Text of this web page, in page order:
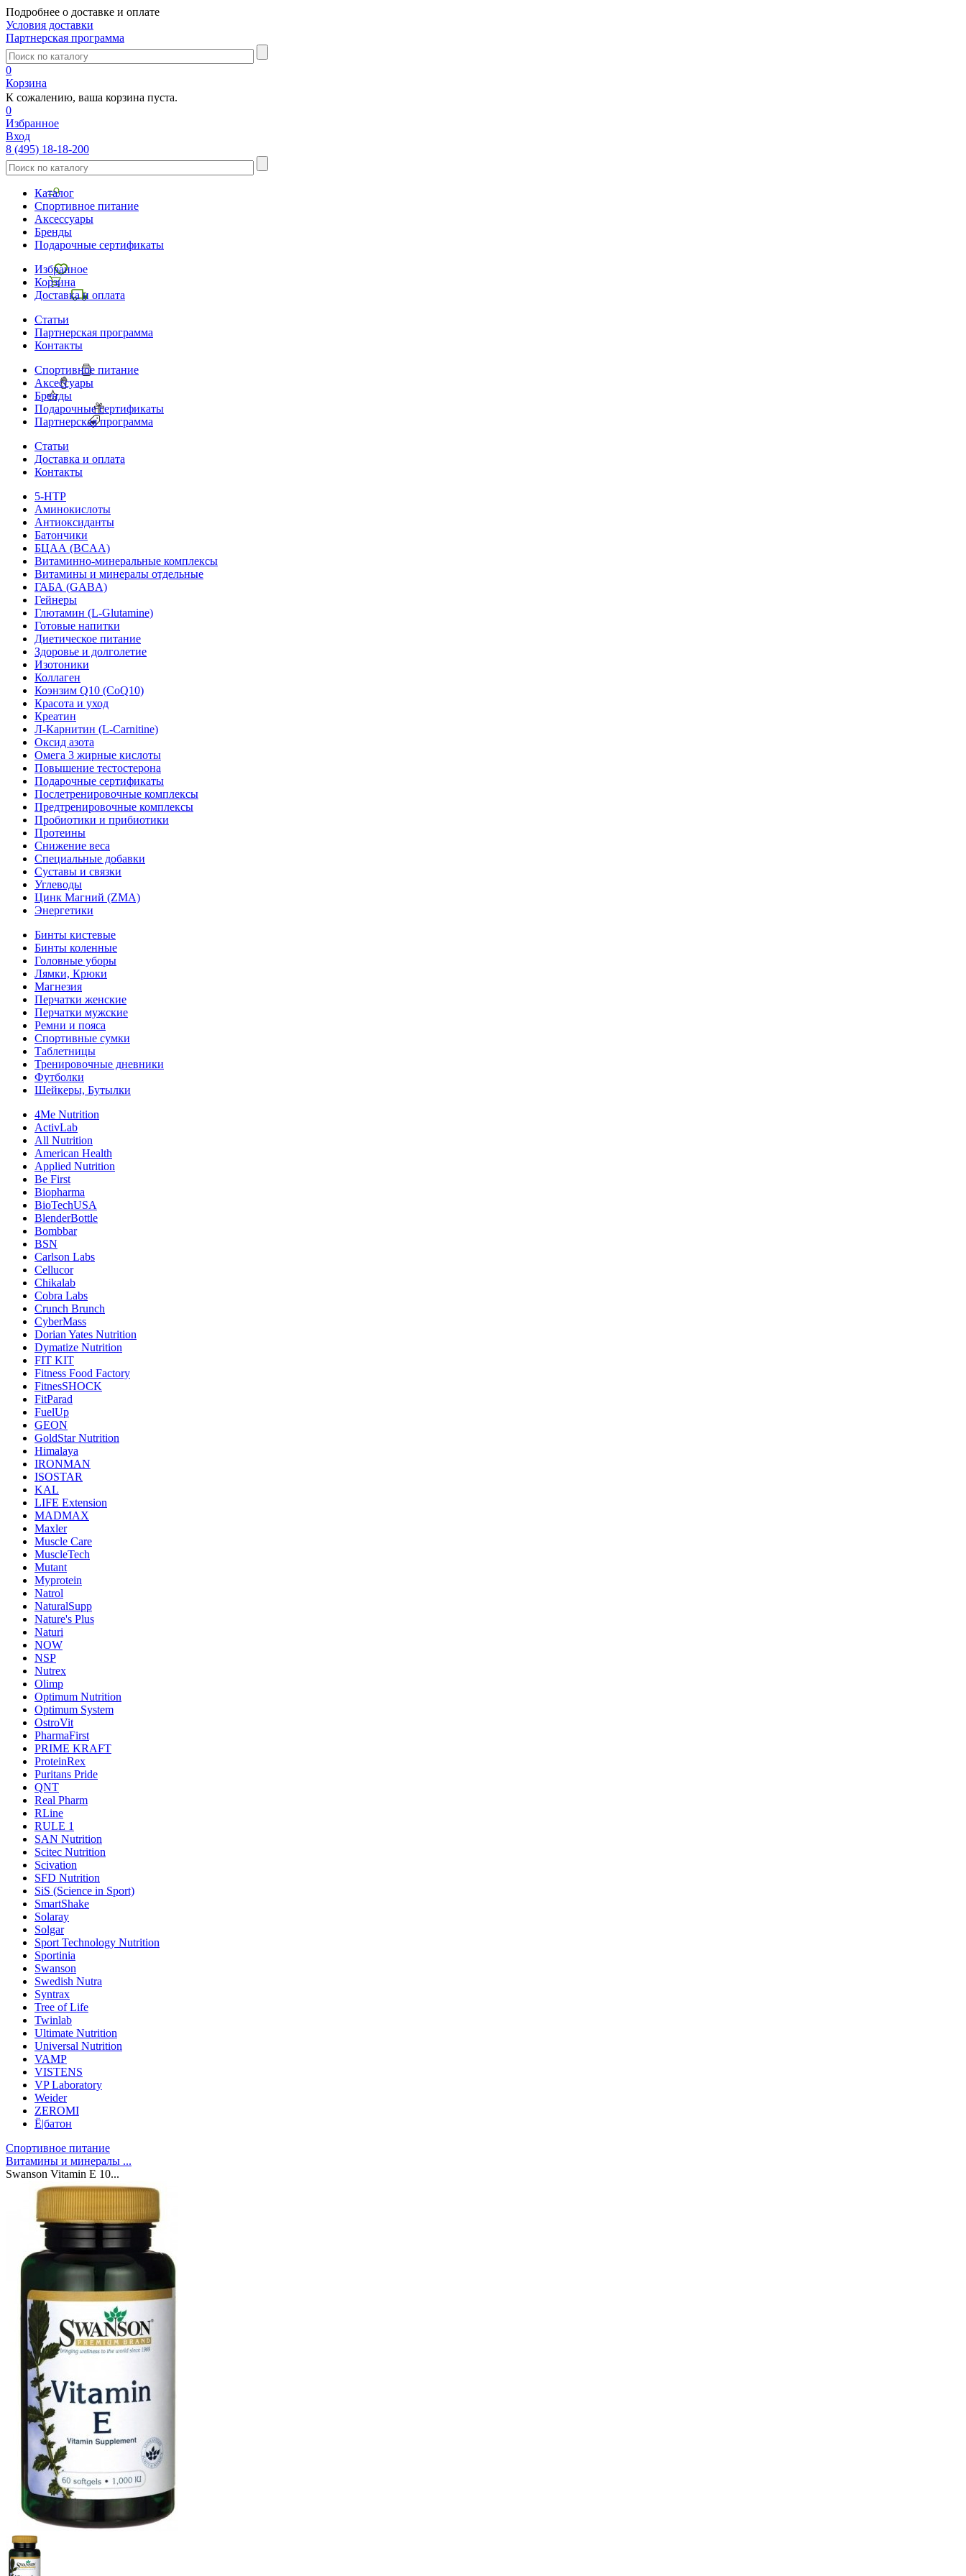
Подробнее о доставке и оплате
Условия доставки
Партнерская программа
0
Корзина
К сожалению, ваша корзина пуста.
0
Избранное
Вход
8 (495) 18-18-200
Каталог
Спортивное питание
Аксессуары
Бренды
Подарочные сертификаты
Избранное
Корзина
Доставка и оплата
Статьи
Партнерская программа
Контакты
Спортивное питание
Аксессуары
Бренды
Подарочные сертификаты
Партнерская программа
Статьи
Доставка и оплата
Контакты
5-HTP
Аминокислоты
Антиоксиданты
Батончики
БЦАА (BCAA)
Витаминно-минеральные комплексы
Витамины и минералы отдельные
ГАБА (GABA)
Гейнеры
Глютамин (L-Glutamine)
Готовые напитки
Диетическое питание
Здоровье и долголетие
Изотоники
Коллаген
Коэнзим Q10 (CoQ10)
Красота и уход
Креатин
Л-Карнитин (L-Сarnitine)
Оксид азота
Омега 3 жирные кислоты
Повышение тестостерона
Подарочные сертификаты
Послетренировочные комплексы
Предтренировочные комплексы
Пробиотики и прибиотики
Протеины
Снижение веса
Специальные добавки
Суставы и связки
Углеводы
Цинк Магний (ZMA)
Энергетики
Бинты кистевые
Бинты коленные
Головные уборы
Лямки, Крюки
Магнезия
Перчатки женские
Перчатки мужские
Ремни и пояса
Спортивные сумки
Таблетницы
Тренировочные дневники
Футболки
Шейкеры, Бутылки
4Me Nutrition
ActivLab
All Nutrition
American Health
Applied Nutrition
Be First
Biopharma
BioTechUSA
BlenderBottle
Bombbar
BSN
Carlson Labs
Cellucor
Chikalab
Cobra Labs
Crunch Brunch
CyberMass
Dorian Yates Nutrition
Dymatize Nutrition
FIT KIT
Fitness Food Factory
FitnesSHOCK
FitParad
FuelUp
GEON
GoldStar Nutrition
Himalaya
IRONMAN
ISOSTAR
KAL
LIFE Extension
MADMAX
Maxler
Muscle Care
MuscleTech
Mutant
Myprotein
Natrol
NaturalSupp
Nature's Plus
Naturi
NOW
NSP
Nutrex
Olimp
Optimum Nutrition
Optimum System
OstroVit
PharmaFirst
PRIME KRAFT
ProteinRex
Puritans Pride
QNT
Real Pharm
RLine
RULE 1
SAN Nutrition
Scitec Nutrition
Scivation
SFD Nutrition
SiS (Science in Sport)
SmartShake
Solaray
Solgar
Sport Technology Nutrition
Sportinia
Swanson
Swedish Nutra
Syntrax
Tree of Life
Twinlab
Ultimate Nutrition
Universal Nutrition
VAMP
VISTENS
VP Laboratory
Weider
ZEROMI
Ё|батон
Спортивное питание
Витамины и минералы ...
Swanson Vitamin E 10...